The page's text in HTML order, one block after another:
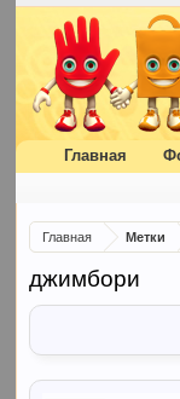
Главная Метки
джимбори
Главная